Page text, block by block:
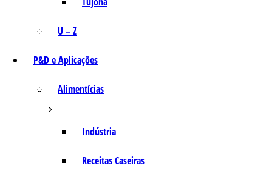
U – Z
P&D e Aplicações
Alimentícias
Indústria
Receitas Caseiras